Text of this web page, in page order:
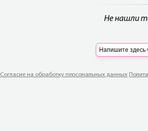
Не нашли
Согласие на обработку персональных данных